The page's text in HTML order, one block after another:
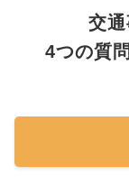
交
4つの質